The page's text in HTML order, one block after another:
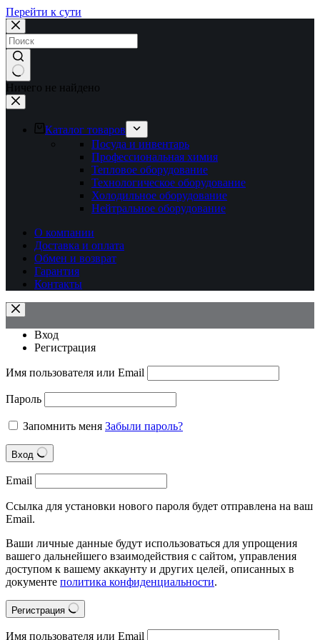
Перейти к сути
Ничего не найдено
Каталог товаров
Посуда и инвентарь
Профессиональная химия
Тепловое оборудование
Технологическое оборудование
Холодильное оборудование
Нейтральное оборудование
О компании
Доставка и оплата
Обмен и возврат
Гарантия
Контакты
Вход
Регистрация
Имя пользователя или Email
Пароль
Запомнить меня Забыли пароль?
Вход
Email
Ссылка для установки нового пароля будет отправлена на ваш
Email.
Ваши личные данные будут использоваться для упрощения
вашего дальнейшего взаимодействия с сайтом, управления
доступом к вашему аккаунту и других целей, описанных в
документе политика конфиденциальности.
Регистрация
Имя пользователя или Email